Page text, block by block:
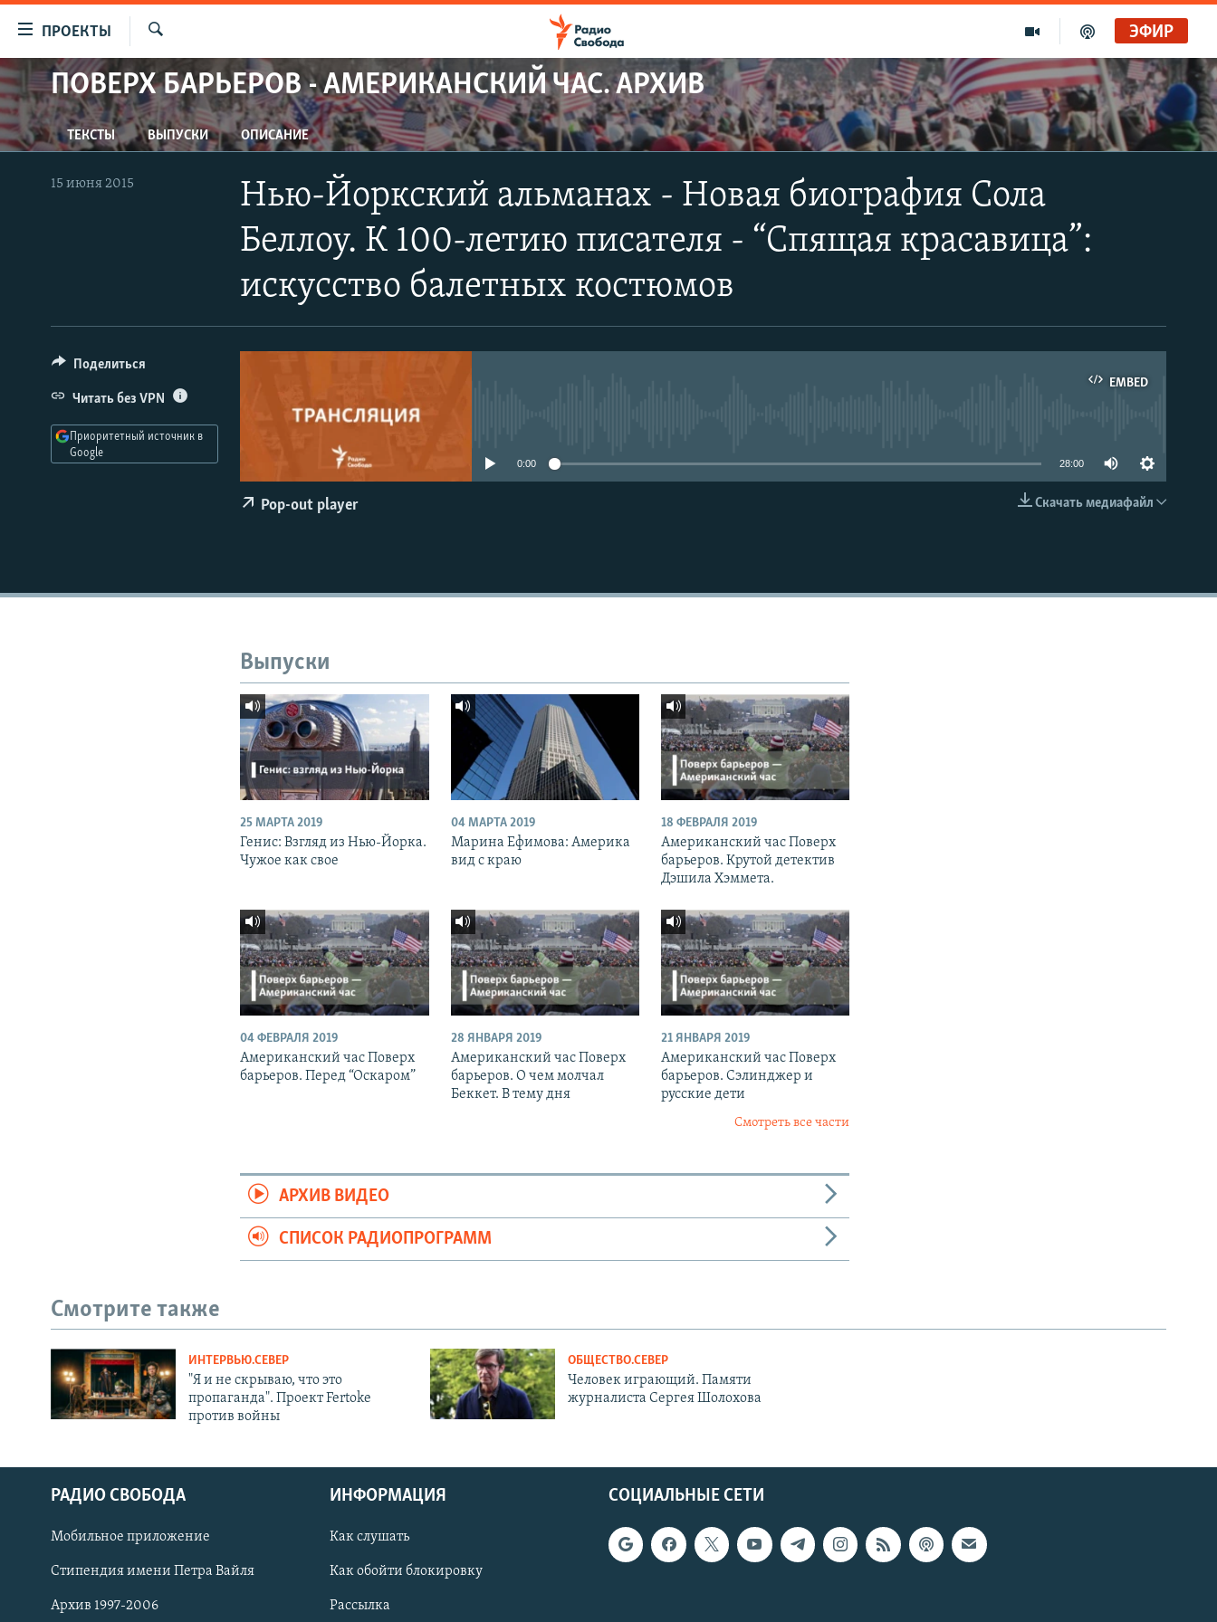
упрощенного
доступа
Вернуться
к
основному
ПРОЕКТЫ
ПРОГРАММЫ
ПОДКАСТЫ
АВТОРСКИЕ ПРОЕКТЫ
ЦИТАТЫ СВОБОДЫ
СИБИРЬ.РЕАЛИИ
РАСПИСАНИЕ ВЕЩАНИЯ
ПОДПИШИТЕСЬ НА РАССЫЛКУ
СОЦИАЛЬНЫЕ СЕТИ
Искать
ЭФИР
ПОВЕРХ БАРЬЕРОВ - АМЕРИКАНСКИЙ ЧАС. АРХИВ
ТЕКСТЫ ВЫПУСКИ ОПИСАНИЕ
Нью-Йоркский альманах - Новая биография Сола
Беллоу. К 100-летию писателя - “Спящая красавица”:
искусство балетных костюмов
15 июня 2015
EMBED
EMBED
0:00 28:00
Скачать медиафайл
Pop-out player
Поделиться
Читать без VPN
Приоритетный источник в
Google
Выпуски
25 МАРТА 2019
Генис: Взгляд из Нью-Йорка.
Чужое как свое
04 МАРТА 2019
Марина Ефимова: Америка
вид с краю
18 ФЕВРАЛЯ 2019
Американский час Поверх
барьеров. Крутой детектив
Дэшила Хэммета.
04 ФЕВРАЛЯ 2019
Американский час Поверх
барьеров. Перед “Оскаром”
28 ЯНВАРЯ 2019
Американский час Поверх
барьеров. О чем молчал
Беккет. В тему дня
21 ЯНВАРЯ 2019
Американский час Поверх
барьеров. Сэлинджер и
русские дети
Смотреть все части
АРХИВ ВИДЕО
СПИСОК РАДИОПРОГРАММ
Смотрите также
ИНТЕРВЬЮ.СЕВЕР
"Я и не скрываю, что это
пропаганда". Проект Fertoke
против войны
ОБЩЕСТВО.СЕВЕР
Человек играющий. Памяти
журналиста Сергея Шолохова
СОЦИАЛЬНЫЕ СЕТИ
РАДИО СВОБОДА
Мобильное приложение
Стипендия имени Петра Вайля
Архив 1997-2006
ИНФОРМАЦИЯ
Как слушать
Как обойти блокировку
Рассылка